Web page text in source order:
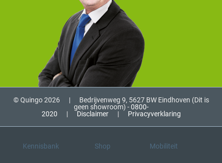
© Quingo 2026 |
Bedrijvenweg 9, 5627 BW Eindhoven (Dit is
geen showroom) -0800-
2020
| Disclaimer | Privacyverklaring
Kennisbank Shop Mobiliteit